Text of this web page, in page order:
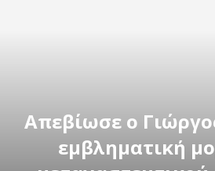
Απεβίωσε ο
εμβληματική